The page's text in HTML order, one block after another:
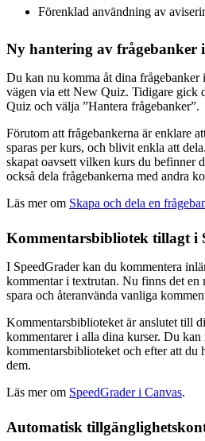
Förenklad användning av
Ny hantering av frågebanker i
Du kan nu komma åt dina
vägen via ett New Quiz. Tidigare gick
Quiz och välja ”Hantera frågebanker”.
Förutom att frågebankerna är enklare
sparas per kurs, och blivit enkla att
skapat oavsett vilken kurs du befinner
också dela frågebankerna med andra
Läs mer om Skapa och dela en
Kommentarsbibliotek tillagt i
I SpeedGrader kan du kommentera
kommentar i textrutan. Nu finns det
spara och återanvända vanliga
Kommentarsbiblioteket är anslutet till
kommentarer i alla dina kurser. Du
kommentarsbiblioteket och efter att du
dem.
Läs mer om SpeedGrader i Canvas.
Automatisk